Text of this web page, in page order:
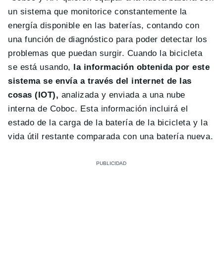
un sistema que monitorice constantemente la
energía disponible en las baterías, contando con
una función de diagnóstico para poder detectar los
problemas que puedan surgir. Cuando la bicicleta
se está usando, la información obtenida por este
sistema se envía a través del internet de las
cosas (IOT), analizada y enviada a una nube
interna de Coboc. Esta información incluirá el
estado de la carga de la batería de la bicicleta y la
vida útil restante comparada con una batería nueva.